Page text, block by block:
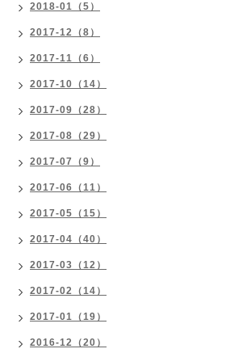
2018-01（5）
2017-12（8）
2017-11（6）
2017-10（14）
2017-09（28）
2017-08（29）
2017-07（9）
2017-06（11）
2017-05（15）
2017-04（40）
2017-03（12）
2017-02（14）
2017-01（19）
2016-12（20）